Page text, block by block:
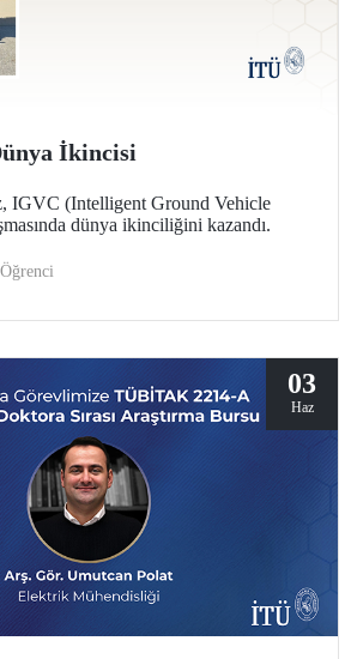
İkincisi
IGVC (Intelligent Ground Vehicle
dünya ikinciliğini kazandı.
Öğrenci
03
Haz